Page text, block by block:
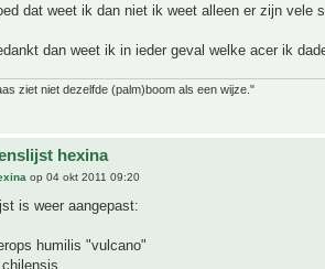
dat weet ik dan niet ik weet alleen er zijn vele
dan weet ik in ieder geval welke acer ik
ziet niet dezelfde (palm)boom als een wijze."
hexina
op 04 okt 2011 09:20
is weer aangepast:
humilis "vulcano"